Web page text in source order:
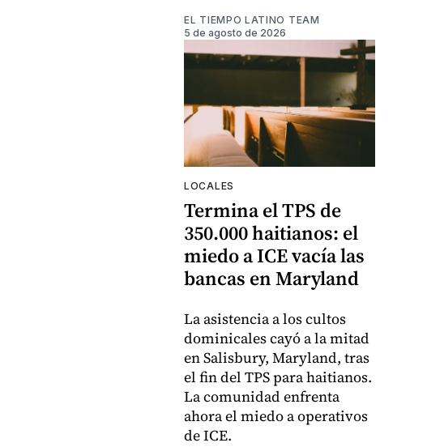
EL TIEMPO LATINO TEAM
5 de agosto de 2026
LOCALES
Termina el TPS de
350.000 haitianos: el
miedo a ICE vacía las
bancas en Maryland
La asistencia a los cultos
dominicales cayó a la mitad
en Salisbury, Maryland, tras
el fin del TPS para haitianos.
La comunidad enfrenta
ahora el miedo a operativos
de ICE.